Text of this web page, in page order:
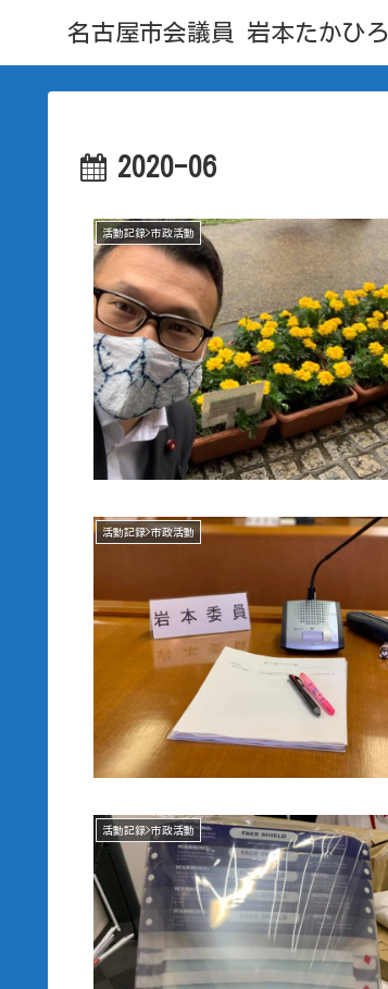
名古屋市会議員 岩本たかひろ
2020-06
活動記録>市政活動
活動記録>市政活動
活動記録>市政活動